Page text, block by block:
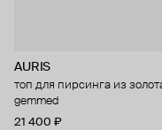
AURIS
топ для пирсинга из
gemmed
21 400 ₽